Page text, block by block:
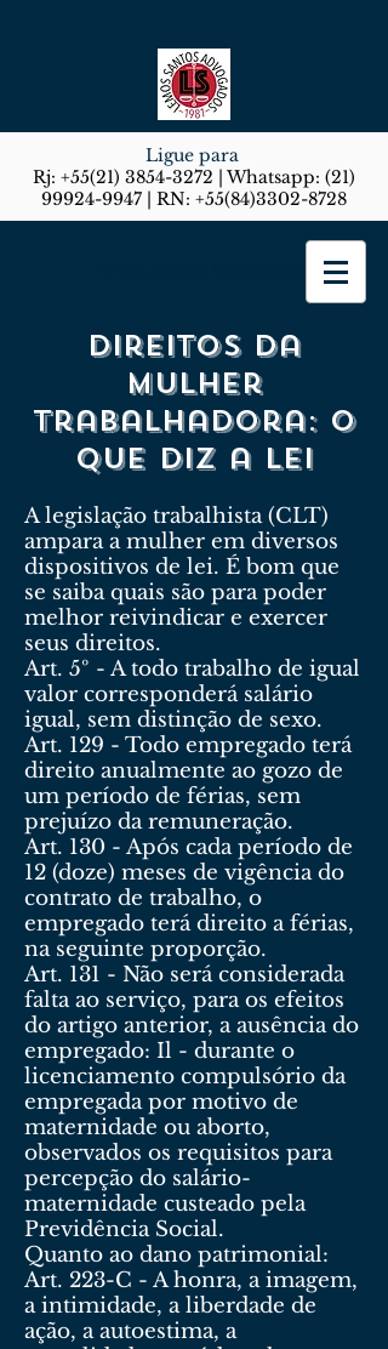
Ligue para
Rj: +55(21) 3854-3272 | Whatsapp: (21)
99924-9947 | RN: +55(84)3302-8728
Direitos da
mulher
trabalhadora: o
que diz a lei
A legislação trabalhista (CLT)
ampara a mulher em diversos
dispositivos de lei. É bom que
se saiba quais são para poder
melhor reivindicar e exercer
seus direitos.
Art. 5º - A todo trabalho de igual
valor corresponderá salário
igual, sem distinção de sexo.
Art. 129 - Todo empregado terá
direito anualmente ao gozo de
um período de férias, sem
prejuízo da remuneração.
Art. 130 - Após cada período de
12 (doze) meses de vigência do
contrato de trabalho, o
empregado terá direito a férias,
na seguinte proporção.
Art. 131 - Não será considerada
falta ao serviço, para os efeitos
do artigo anterior, a ausência do
empregado: Il - durante o
licenciamento compulsório da
empregada por motivo de
maternidade ou aborto,
observados os requisitos para
percepção do salário-
maternidade custeado pela
Previdência Social.
Quanto ao dano patrimonial:
Art. 223-C - A honra, a imagem,
a intimidade, a liberdade de
ação, a autoestima, a